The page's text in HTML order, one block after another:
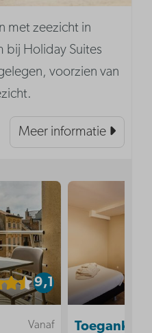
met zeezicht in
bij Holiday Suites
voorzien van
Meer informatie
9,1
Vanaf